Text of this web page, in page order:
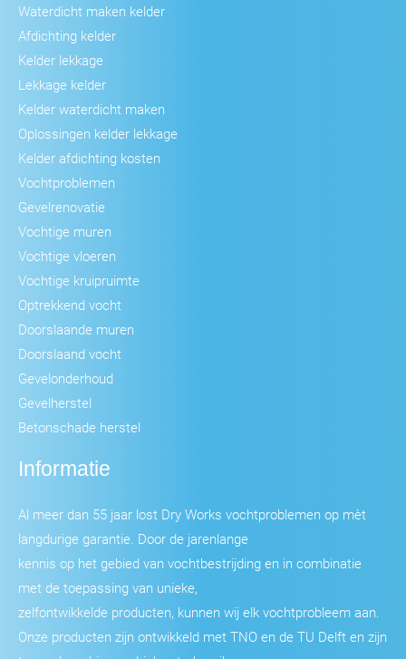
Waterdicht maken kelder
Afdichting kelder
Kelder lekkage
Lekkage kelder
Kelder waterdicht maken
Oplossingen kelder lekkage
Kelder afdichting kosten
Vochtproblemen
Gevelrenovatie
Vochtige muren
Vochtige vloeren
Vochtige kruipruimte
Optrekkend vocht
Doorslaande muren
Doorslaand vocht
Gevelonderhoud
Gevelherstel
Betonschade herstel
Informatie
Al meer dan 55 jaar lost Dry Works vochtproblemen op mèt
langdurige garantie. Door de jarenlange
kennis op het gebied van vochtbestrijding en in combinatie
met de toepassing van unieke,
zelfontwikkelde producten, kunnen wij elk vochtprobleem aan.
Onze producten zijn ontwikkeld met TNO en de TU Delft en zijn